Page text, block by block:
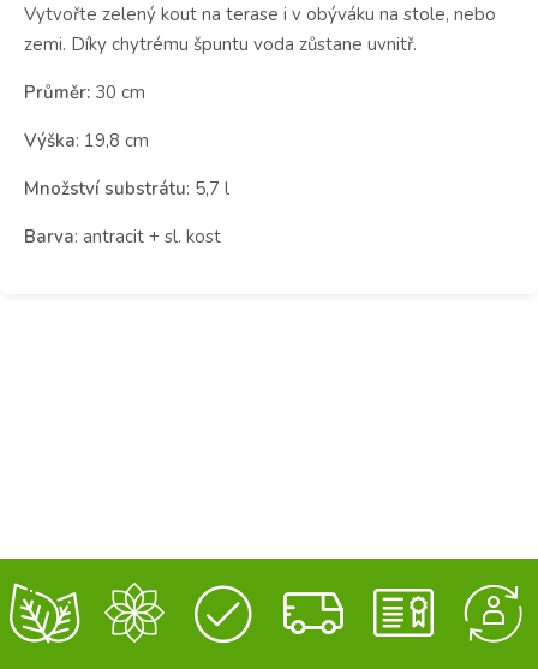
Vytvořte zelený kout na terase i v obýváku na stole, nebo
zemi. Díky chytrému špuntu voda zůstane uvnitř.
Průměr: 30 cm
Výška: 19,8 cm
Množství substrátu: 5,7 l
Barva: antracit + sl. kost